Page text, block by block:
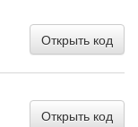
Открыть код
Открыть код